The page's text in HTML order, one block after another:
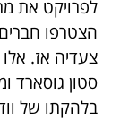
לפרויקט את
הצטרפו
צעדיה אז.
סטון גוסארד
בלהקתו של